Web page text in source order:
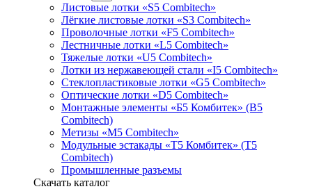
Листовые лотки «S5 Combitech»
Лёгкие листовые лотки «S3 Combitech»
Проволочные лотки «F5 Combitech»
Лестничные лотки «L5 Combitech»
Тяжелые лотки «U5 Combitech»
Лотки из нержавеющей стали «I5 Combitech»
Стеклопластиковые лотки «G5 Combitech»
Оптические лотки «D5 Combitech»
Монтажные элементы «Б5 Комбитек» (B5
Combitech)
Метизы «M5 Combitech»
Модульные эстакады «Т5 Комбитек» (T5
Combitech)
Промышленные разъемы
Скачать каталог